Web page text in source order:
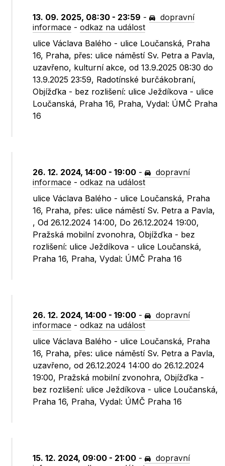
13. 09. 2025, 08:30 - 23:59 -
dopravní
informace -odkaz na událost
ulice Václava Balého - ulice Loučanská, Praha
16, Praha, přes: ulice náměstí Sv. Petra a Pavla,
uzavřeno, kulturní akce, od 13.9.2025 08:30 do
13.9.2025 23:59, Radotínské burčákobraní,
Objížďka - bez rozlišení: ulice Ježdíkova - ulice
Loučanská, Praha 16, Praha, Vydal: ÚMČ Praha
16
26. 12. 2024, 14:00 - 19:00 -
dopravní
informace -odkaz na událost
ulice Václava Balého - ulice Loučanská, Praha
16, Praha, přes: ulice náměstí Sv. Petra a Pavla,
, Od 26.12.2024 14:00, Do 26.12.2024 19:00,
Pražská mobilní zvonohra, Objížďka - bez
rozlišení: ulice Ježdíkova - ulice Loučanská,
Praha 16, Praha, Vydal: ÚMČ Praha 16
26. 12. 2024, 14:00 - 19:00 -
dopravní
informace -odkaz na událost
ulice Václava Balého - ulice Loučanská, Praha
16, Praha, přes: ulice náměstí Sv. Petra a Pavla,
uzavřeno, od 26.12.2024 14:00 do 26.12.2024
19:00, Pražská mobilní zvonohra, Objížďka -
bez rozlišení: ulice Ježdíkova - ulice Loučanská,
Praha 16, Praha, Vydal: ÚMČ Praha 16
15. 12. 2024, 09:00 - 21:00 -
dopravní